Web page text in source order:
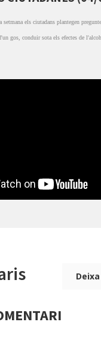
setmana els ciutadans plantegen
gos, conduir sota els efectes de